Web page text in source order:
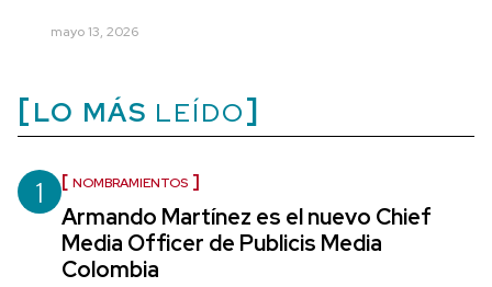
mayo 13, 2026
LO MÁS LEÍDO
1 NOMBRAMIENTOS
Armando Martínez es el nuevo Chief
Media Officer de Publicis Media
Colombia